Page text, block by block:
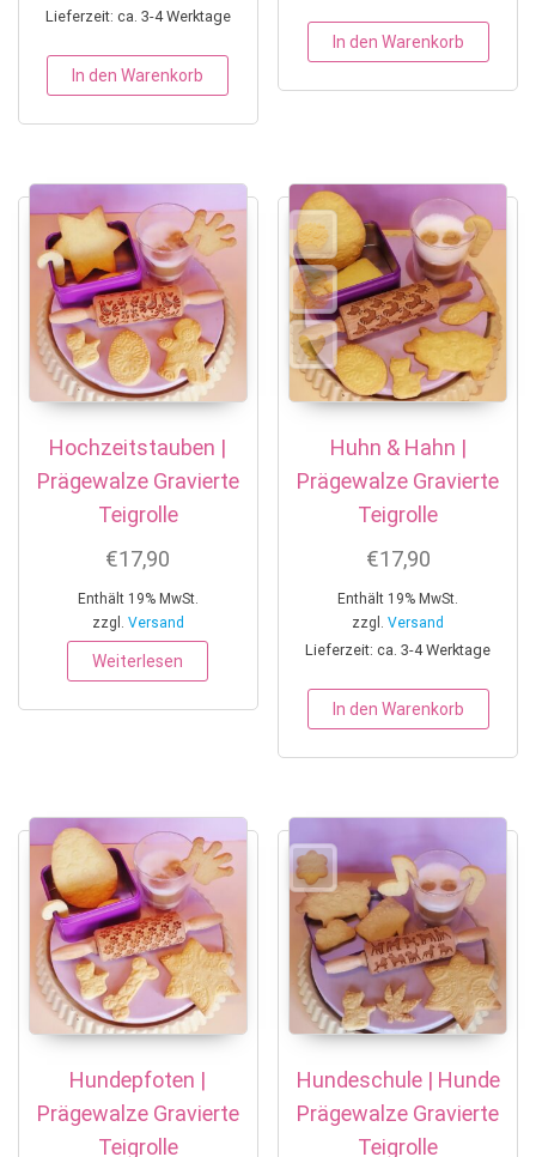
Lieferzeit: ca. 3-4 Werktage
In den Warenkorb
In den Warenkorb
Hochzeitstauben |
Prägewalze Gravierte
Teigrolle
€17,90
Enthält 19% MwSt.
zzgl. Versand
Weiterlesen
Huhn & Hahn |
Prägewalze Gravierte
Teigrolle
€17,90
Enthält 19% MwSt.
zzgl.Versand
Lieferzeit: ca. 3-4 Werktage
In den Warenkorb
Hundepfoten |
Prägewalze Gravierte
Teigrolle
Hundeschule | Hunde
Prägewalze Gravierte
Teigrolle